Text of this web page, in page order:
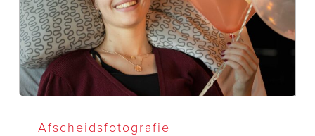
Afscheidsfotografie